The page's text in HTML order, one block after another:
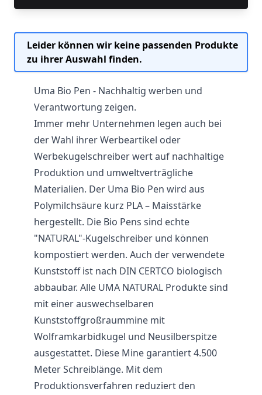
Leider können wir keine passenden Produkte
zu ihrer Auswahl finden.
Uma Bio Pen - Nachhaltig werben und
Verantwortung zeigen.
Immer mehr Unternehmen legen auch bei
der Wahl ihrer Werbeartikel oder
Werbekugelschreiberwert auf nachhaltige
Produktion und umweltverträgliche
Materialien. Der Uma Bio Pen wird aus
Polymilchsäure kurz PLA – Maisstärke
hergestellt. Die Bio Pens sind echte
"NATURAL"-Kugelschreiber und können
kompostiert werden. Auch der verwendete
Kunststoff ist nach DIN CERTCO biologisch
abbaubar. Alle UMA NATURAL Produkte sind
mit einer auswechselbaren
Kunststoffgroßraummine mit
Wolframkarbidkugel und Neusilberspitze
ausgestattet. Diese Mine garantiert 4.500
Meter Schreiblänge. Mit dem
Produktionsverfahren reduziert den